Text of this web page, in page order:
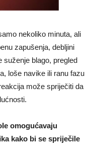
nekoliko minuta, ali
zapušenja, debljini
suženje blago, pregled
loše navike ili ranu fazu
može spriječiti da
omogućavaju
kako bi se spriječile